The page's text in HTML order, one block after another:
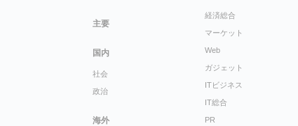
主要
国内
社会
政治
海外
経済総合
マーケット
Web
ガジェット
ITビジネス
IT総合
PR